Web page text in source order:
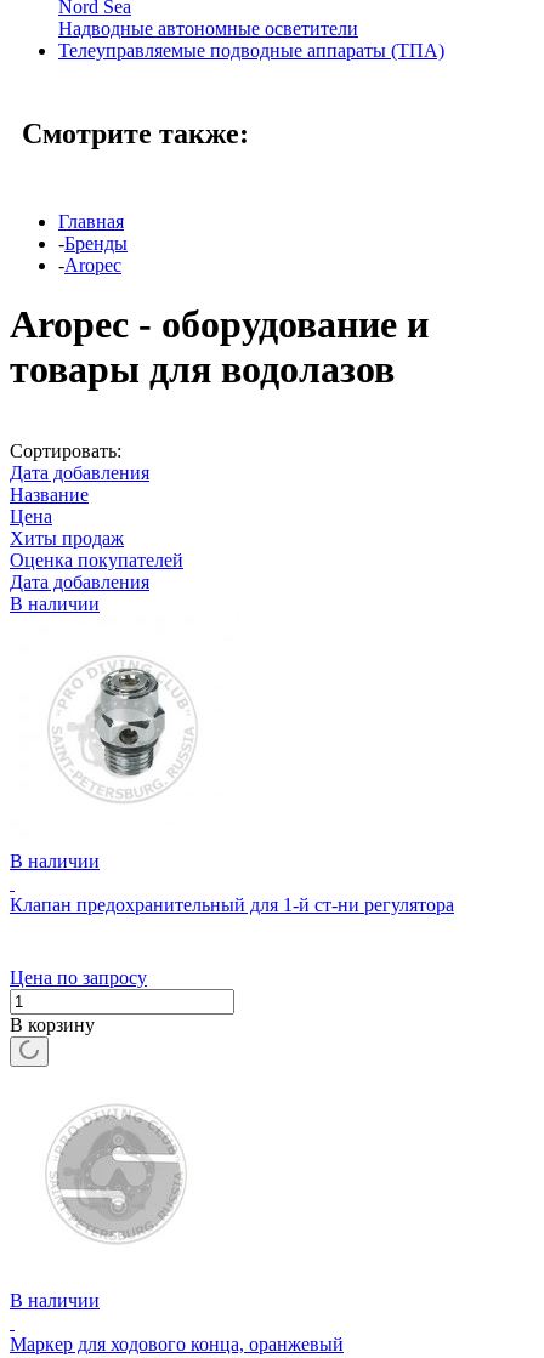
Nord Sea
Надводные автономные осветители
Телеуправляемые подводные аппараты (ТПА)
Смотрите также:
Главная
-Бренды
-Aropec
Aropec - оборудование и
товары для водолазов
Сортировать:
Дата добавления
Название
Цена
Хиты продаж
Оценка покупателей
Дата добавления
В наличии
В наличии
Клапан предохранительный для 1-й ст-ни регулятора
Цена по запросу
В корзину
В наличии
Маркер для ходового конца, оранжевый